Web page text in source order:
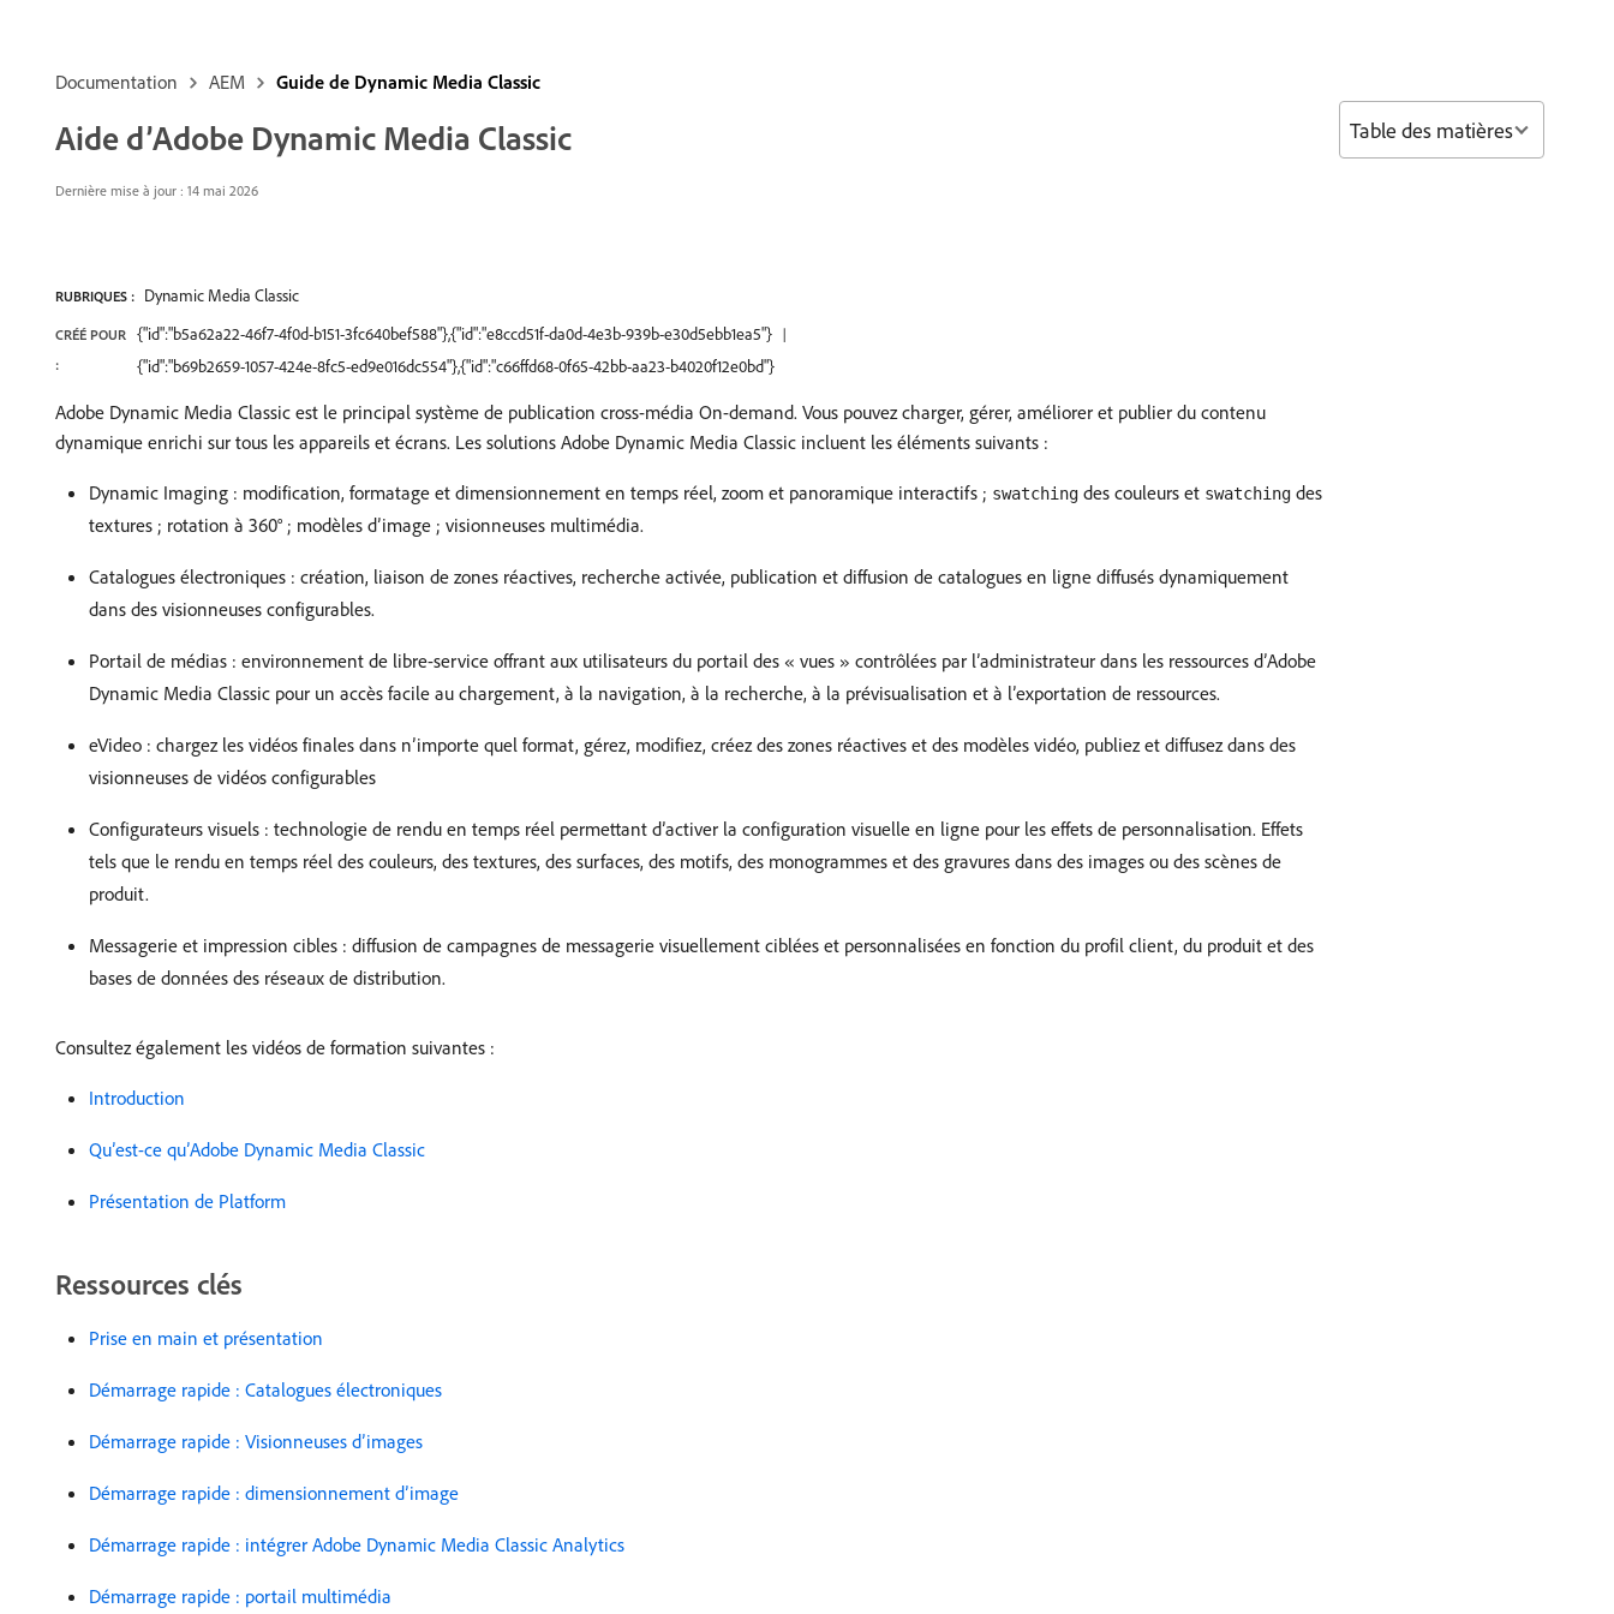
Documentation AEM Guide de Dynamic Media Classic
Aide d’Adobe Dynamic Media Classic
Dernière mise à jour : 14 mai 2026
RUBRIQUES : Dynamic Media Classic
CRÉÉ POUR
:
{"id":"b5a62a22-46f7-4f0d-b151-3fc640bef588"},{"id":"e8ccd51f-da0d-4e3b-939b-e30d5ebb1ea5"}
{"id":"b69b2659-1057-424e-8fc5-ed9e016dc554"},{"id":"c66ffd68-0f65-42bb-aa23-b4020f12e0bd"}
Adobe Dynamic Media Classic est le principal système de publication cross-média On-demand. Vous pouvez charger, gérer, améliorer et publier du contenu
dynamique enrichi sur tous les appareils et écrans. Les solutions Adobe Dynamic Media Classic incluent les éléments suivants :
Dynamic Imaging : modification, formatage et dimensionnement en temps réel, zoom et panoramique interactifs ; swatching des couleurs et swatching des
textures ; rotation à 360° ; modèles d’image ; visionneuses multimédia.
Catalogues électroniques : création, liaison de zones réactives, recherche activée, publication et diffusion de catalogues en ligne diffusés dynamiquement
dans des visionneuses configurables.
Portail de médias : environnement de libre-service offrant aux utilisateurs du portail des « vues » contrôlées par l’administrateur dans les ressources d’Adobe
Dynamic Media Classic pour un accès facile au chargement, à la navigation, à la recherche, à la prévisualisation et à l’exportation de ressources.
eVideo : chargez les vidéos finales dans n’importe quel format, gérez, modifiez, créez des zones réactives et des modèles vidéo, publiez et diffusez dans des
visionneuses de vidéos configurables
Configurateurs visuels : technologie de rendu en temps réel permettant d’activer la configuration visuelle en ligne pour les effets de personnalisation. Effets
tels que le rendu en temps réel des couleurs, des textures, des surfaces, des motifs, des monogrammes et des gravures dans des images ou des scènes de
produit.
Messagerie et impression cibles : diffusion de campagnes de messagerie visuellement ciblées et personnalisées en fonction du profil client, du produit et des
bases de données des réseaux de distribution.
Consultez également les vidéos de formation suivantes :
Introduction
Qu’est-ce qu’Adobe Dynamic Media Classic ​
Présentation de Platform
Ressources clés
Prise en main et présentation
Démarrage rapide : Catalogues électroniques
Démarrage rapide : Visionneuses d’images
Démarrage rapide : dimensionnement d’image
Démarrage rapide : intégrer Adobe Dynamic Media Classic Analytics
Démarrage rapide : portail multimédia
Table des matières